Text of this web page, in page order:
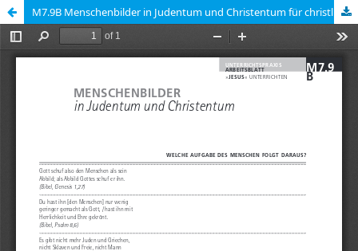
M7.9B Menschenbilder in Judentum und Christentum für christlich-islamisch gemischte Gruppen